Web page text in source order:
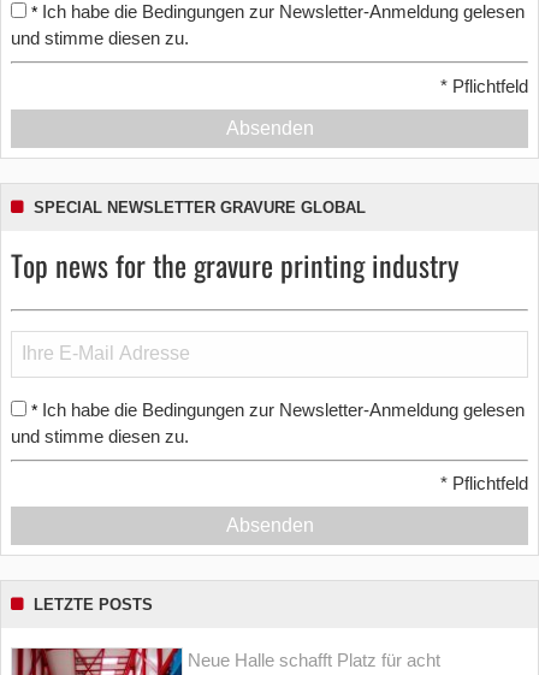
* Ich habe die Bedingungen zur Newsletter-Anmeldung gelesen
und stimme diesen zu.
* Pflichtfeld
Absenden
SPECIAL NEWSLETTER GRAVURE GLOBAL
Top news for the gravure printing industry
* Ich habe die Bedingungen zur Newsletter-Anmeldung gelesen
und stimme diesen zu.
* Pflichtfeld
Absenden
LETZTE POSTS
Neue Halle schafft Platz für acht